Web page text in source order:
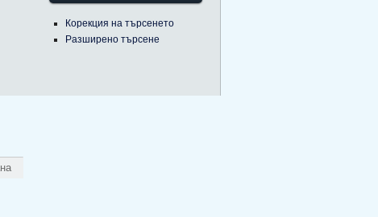
Корекция на търсенето
Разширено търсене